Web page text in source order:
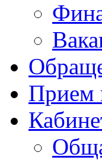
Прием